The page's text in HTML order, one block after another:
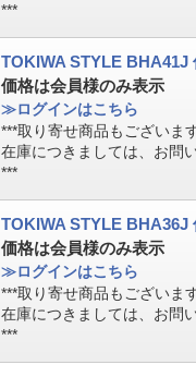
***
TOKIWA STYLE BHA41J
価格は会員様のみ表示
≫ログインはこちら
***取り寄せ商品もございます
在庫につきましては、お問
***
TOKIWA STYLE BHA36J
価格は会員様のみ表示
≫ログインはこちら
***取り寄せ商品もございます
在庫につきましては、お問
***